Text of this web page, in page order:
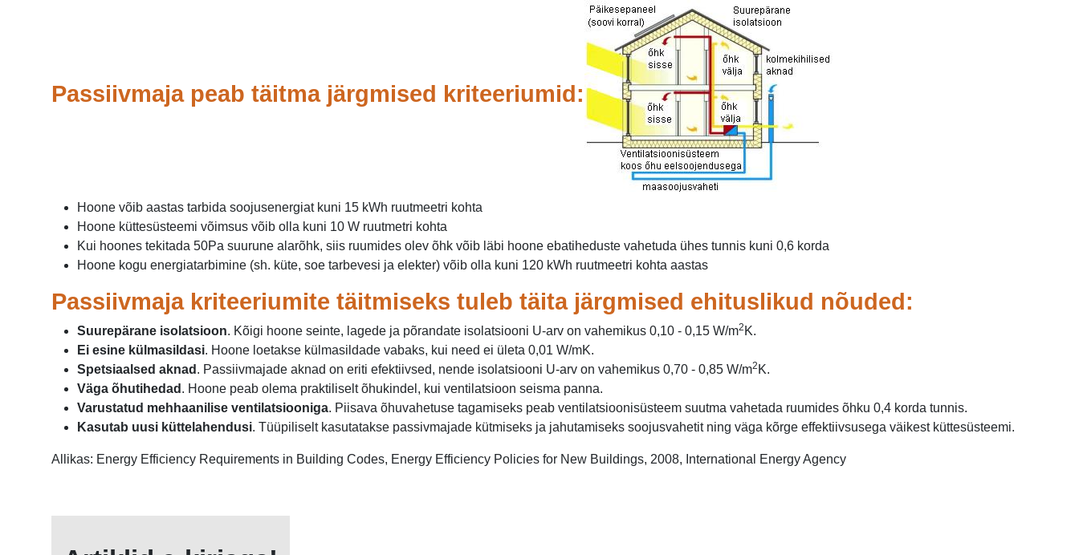
Passiivmaja peab täitma järgmised kriteeriumid:
Hoone võib aastas tarbida soojusenergiat kuni 15 kWh ruutmeetri kohta
Hoone küttesüsteemi võimsus võib olla kuni 10 W ruutmetri kohta
Kui hoones tekitada 50Pa suurune alarõhk, siis ruumides olev õhk võib läbi hoone ebatiheduste vahetuda ühes tunnis kuni 0,6 korda
Hoone kogu energiatarbimine (sh. küte, soe tarbevesi ja elekter) võib olla kuni 120 kWh ruutmeetri kohta aastas
Passiivmaja kriteeriumite täitmiseks tuleb täita järgmised ehituslikud nõuded:
Suurepärane isolatsioon. Kõigi hoone seinte, lagede ja põrandate isolatsiooni U-arv on vahemikus 0,10 - 0,15 W/m2 K.
Ei esine külmasildasi. Hoone loetakse külmasildade vabaks, kui need ei ületa 0,01 W/mK.
Spetsiaalsed aknad . Passiivmajade aknad on eriti efektiivsed, nende isolatsiooni U-arv on vahemikus 0,70 - 0,85 W/m2 K.
Väga õhutihedad . Hoone peab olema praktiliselt õhukindel, kui ventilatsioon seisma panna.
Varustatud mehhaanilise ventilatsiooniga. Piisava õhuvahetuse tagamiseks peab ventilatsioonisüsteem suutma vahetada ruumides õhku 0,4 korda tunnis.
Kasutab uusi küttelahendusi. Tüüpiliselt kasutatakse passivmajade kütmiseks ja jahutamiseks soojusvahetit ning väga kõrge effektiivsusega väikest küttesüsteemi.
Allikas: Energy Efficiency Requirements in Building Codes, Energy Efficiency Policies for New Buildings, 2008, International Energy Agency